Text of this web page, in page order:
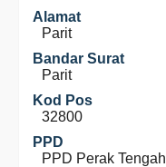
Alamat
Parit
Bandar Surat
Parit
Kod Pos
32800
PPD
PPD Perak Tengah